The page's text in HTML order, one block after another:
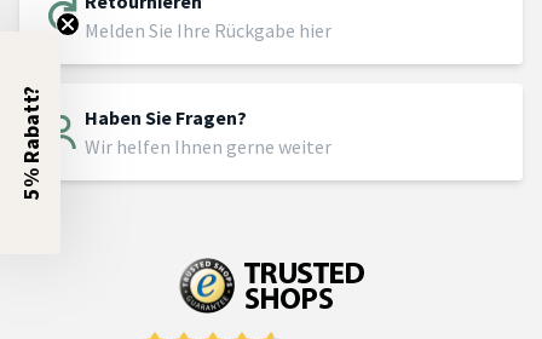
Melden Sie Ihre Rückgabe hier
Haben Sie Fragen?
Wir helfen Ihnen gerne weiter
5% Rabatt?